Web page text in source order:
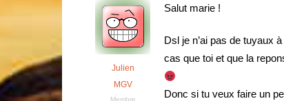
Julien
MGV
Membre
Salut marie !
Dsl je n’ai pas de tuyaux
cas que toi et que la
Donc si tu veux faire un